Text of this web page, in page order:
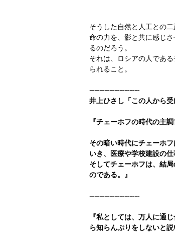
そうした自然と人工との
命の力を、影と共に感じ
るのだろう。
それは、ロシアの人であ
られること。
--------------------
井上ひさし「この人から受
『チェーホフの時代の主
その暗い時代にチェーホ
いき、医療や学校建設の
そしてチェーホフは、結
のである。』
--------------------
『私としては、万人に通
ら知らんぷりをしないと